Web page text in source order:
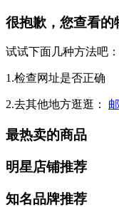
很抱歉，您查看的
试试下面几种方法吧：
1.检查网址是否正确
2.去其他地方逛逛：
最热卖的商品
明星店铺推荐
知名品牌推荐